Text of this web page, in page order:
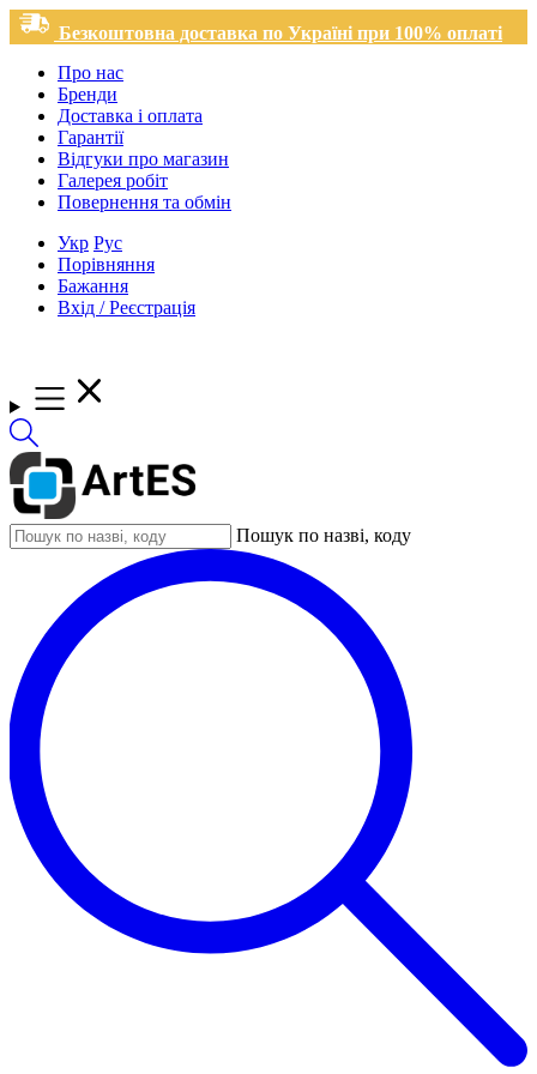
Безкоштовна доставка по Україні при 100% оплаті
Про нас
Бренди
Доставка і оплата
Гарантії
Відгуки про магазин
Галерея робіт
Повернення та обмін
Укр Рус
Порівняння
Бажання
Вхід / Реєстрація
Пошук по назві, коду